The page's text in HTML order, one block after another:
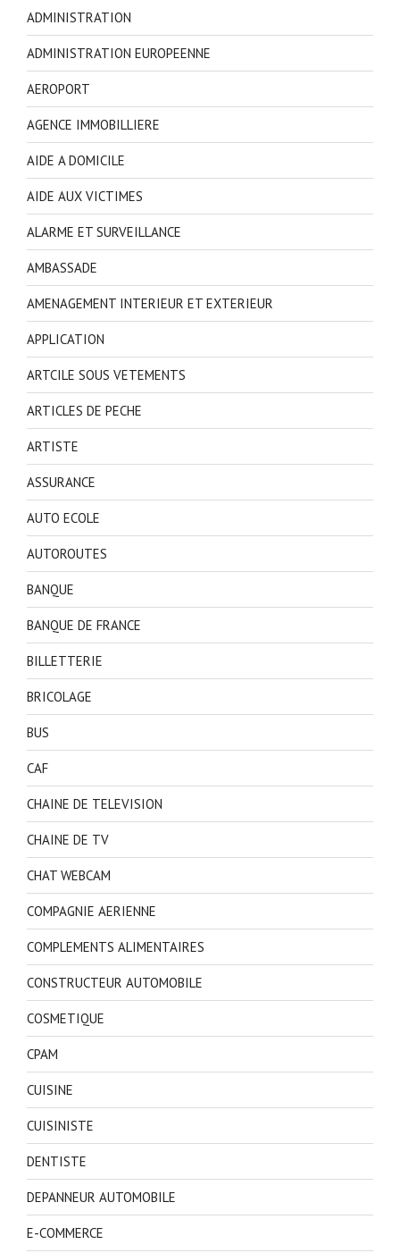
ADMINISTRATION
ADMINISTRATION EUROPEENNE
AEROPORT
AGENCE IMMOBILLIERE
AIDE A DOMICILE
AIDE AUX VICTIMES
ALARME ET SURVEILLANCE
AMBASSADE
AMENAGEMENT INTERIEUR ET EXTERIEUR
APPLICATION
ARTCILE SOUS VETEMENTS
ARTICLES DE PECHE
ARTISTE
ASSURANCE
AUTO ECOLE
AUTOROUTES
BANQUE
BANQUE DE FRANCE
BILLETTERIE
BRICOLAGE
BUS
CAF
CHAINE DE TELEVISION
CHAINE DE TV
CHAT WEBCAM
COMPAGNIE AERIENNE
COMPLEMENTS ALIMENTAIRES
CONSTRUCTEUR AUTOMOBILE
COSMETIQUE
CPAM
CUISINE
CUISINISTE
DENTISTE
DEPANNEUR AUTOMOBILE
E-COMMERCE